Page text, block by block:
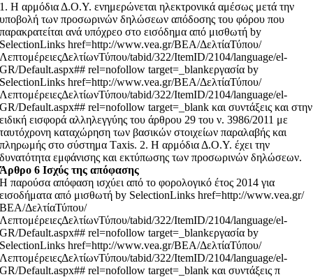
1. Η αρμόδια Δ.Ο.Υ. ενημερώνεται ηλεκτρονικά αμέσως μετά την
υποβολή των προσωρινών δηλώσεων απόδοσης του φόρου που
παρακρατείται ανά υπόχρεο στο εισόδημα από μισθωτή by
SelectionLinks href=http://www.vea.gr/ΒΕΑ/ΔελτίαΤύπου/
ΛεπτομέρειεςΔελτίωνΤύπου/tabid/322/ItemID/2104/language/el-
GR/Default.aspx## rel=nofollow target=_blankεργασία by
SelectionLinks href=http://www.vea.gr/ΒΕΑ/ΔελτίαΤύπου/
ΛεπτομέρειεςΔελτίωνΤύπου/tabid/322/ItemID/2104/language/el-
GR/Default.aspx## rel=nofollow target=_blank και συντάξεις και στην
ειδική εισφορά αλληλεγγύης του άρθρου 29 του ν. 3986/2011 με
ταυτόχρονη καταχώρηση των βασικών στοιχείων παραλαβής και
πληρωμής στο σύστημα Τaxis. 2. Η αρμόδια Δ.Ο.Υ. έχει την
δυνατότητα εμφάνισης και εκτύπωσης των προσωρινών δηλώσεων.
Άρθρο 6 Ισχύς της απόφασης
Η παρούσα απόφαση ισχύει από το φορολογικό έτος 2014 για
εισοδήματα από μισθωτή by SelectionLinks href=http://www.vea.gr/
ΒΕΑ/ΔελτίαΤύπου/
ΛεπτομέρειεςΔελτίωνΤύπου/tabid/322/ItemID/2104/language/el-
GR/Default.aspx## rel=nofollow target=_blankεργασία by
SelectionLinks href=http://www.vea.gr/ΒΕΑ/ΔελτίαΤύπου/
ΛεπτομέρειεςΔελτίωνΤύπου/tabid/322/ItemID/2104/language/el-
GR/Default.aspx## rel=nofollow target=_blank και συντάξεις π